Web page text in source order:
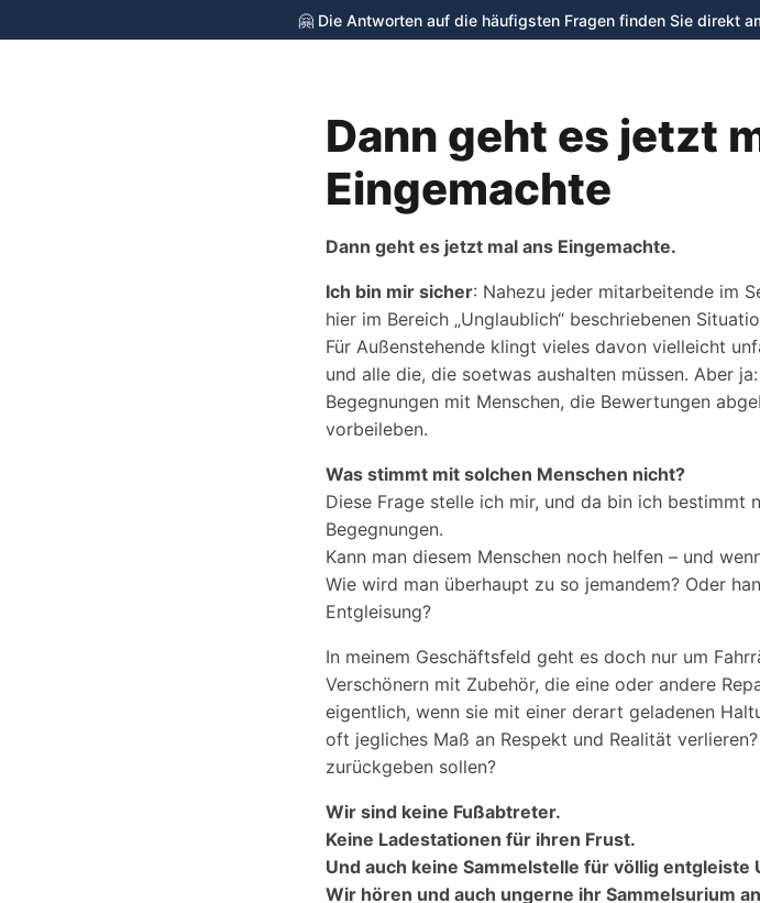
🤗 Die Antworten auf die häufigsten Fragen finden Sie direkt
Dann geht es jetzt
Eingemachte
Dann geht es jetzt mal ans Eingemachte.
Ich bin mir sicher: Nahezu jeder mitarbeitende im
hier im Bereich „Unglaublich“ beschriebenen
Für Außenstehende klingt vieles davon vielleicht
und alle die, die soetwas aushalten müssen. Aber
Begegnungen mit Menschen, die Bewertungen
vorbeileben.
Was stimmt mit solchen Menschen nicht?
Diese Frage stelle ich mir, und da bin ich bestimmt
Begegnungen.
Kann man diesem Menschen noch helfen – und
Wie wird man überhaupt zu so jemandem? Oder
Entgleisung?
In meinem Geschäftsfeld geht es doch nur um
Verschönern mit Zubehör, die eine oder andere
eigentlich, wenn sie mit einer derart geladenen
oft jegliches Maß an Respekt und Realität
zurückgeben sollen?
Wir sind keine Fußabtreter.
Keine Ladestationen für ihren Frust.
Und auch keine Sammelstelle für völlig entgleiste
Wir hören und auch ungerne ihr Sammelsurium